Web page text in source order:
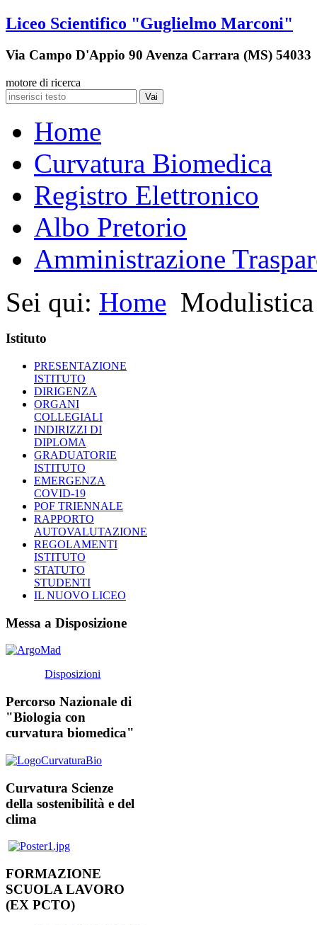
Liceo Scientifico "Guglielmo Marconi"
Via Campo D'Appio 90 Avenza Carrara (MS) 54033
motore di ricerca
Vai
Home
Curvatura Biomedica
Registro Elettronico
Albo Pretorio
Amministrazione
Sei qui: Home Modulistica
Istituto
PRESENTAZIONE
ISTITUTO
DIRIGENZA
ORGANI
COLLEGIALI
INDIRIZZI DI
DIPLOMA
GRADUATORIE
ISTITUTO
EMERGENZA
COVID-19
POF TRIENNALE
RAPPORTO
AUTOVALUTAZIONE
REGOLAMENTI
ISTITUTO
STATUTO
STUDENTI
IL NUOVO LICEO
Messa a Disposizione
Disposizioni
Percorso Nazionale di
"Biologia con
curvatura biomedica"
Curvatura Scienze
della sostenibilità e del
clima
FORMAZIONE
SCUOLA LAVORO
(EX PCTO)